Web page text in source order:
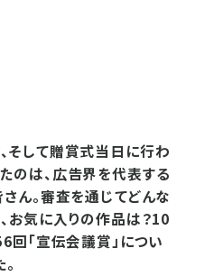
そして贈賞式当日に行わ
のは、広告界を代表する
ん。審査を通じてどんな
お気に入りの作品は？10
「宣伝会議賞」につい